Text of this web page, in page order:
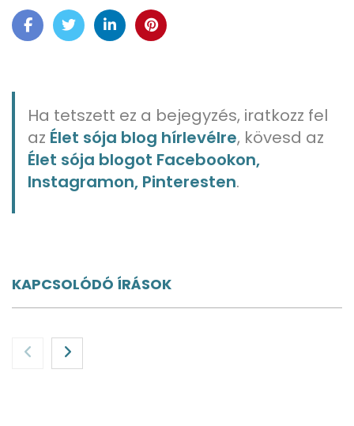
Ha tetszett ez a bejegyzés, iratkozz fel
az Élet sója blog hírlevélre, kövesd az
Élet sója blogot Facebookon,
Instagramon, Pinteresten.
KAPCSOLÓDÓ ÍRÁSOK